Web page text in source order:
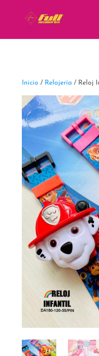
Inicio / Relojería/ Reloj